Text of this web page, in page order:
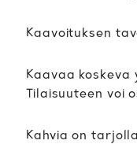
Kaavoituksen
Kaavaa
Tilaisuuteen voi
Kahvia on